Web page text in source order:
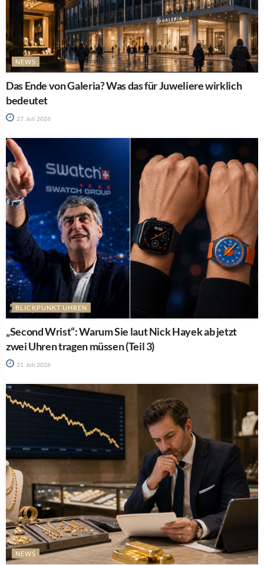
NEWS
Das Ende von Galeria? Was das für Juweliere wirklich
bedeutet
27. Juli 2026
BLICKPUNKT UHREN
„Second Wrist“: Warum Sie laut Nick Hayek ab jetzt
zwei Uhren tragen müssen (Teil 3)
21. Juli 2026
NEWS